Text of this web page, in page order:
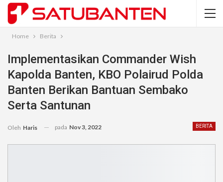
Home Berita
Implementasikan Commander Wish
Kapolda Banten, KBO Polairud Polda
Banten Berikan Bantuan Sembako
Serta Santunan
BERITA
Oleh Haris pada Nov 3, 2022